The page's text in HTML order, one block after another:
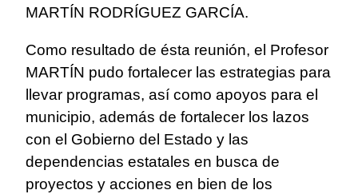
MARTÍN RODRÍGUEZ GARCÍA.
Como resultado de ésta reunión, el Profesor
MARTÍN pudo fortalecer las estrategias para
llevar programas, así como apoyos para el
municipio, además de fortalecer los lazos
con el Gobierno del Estado y las
dependencias estatales en busca de
proyectos y acciones en bien de los